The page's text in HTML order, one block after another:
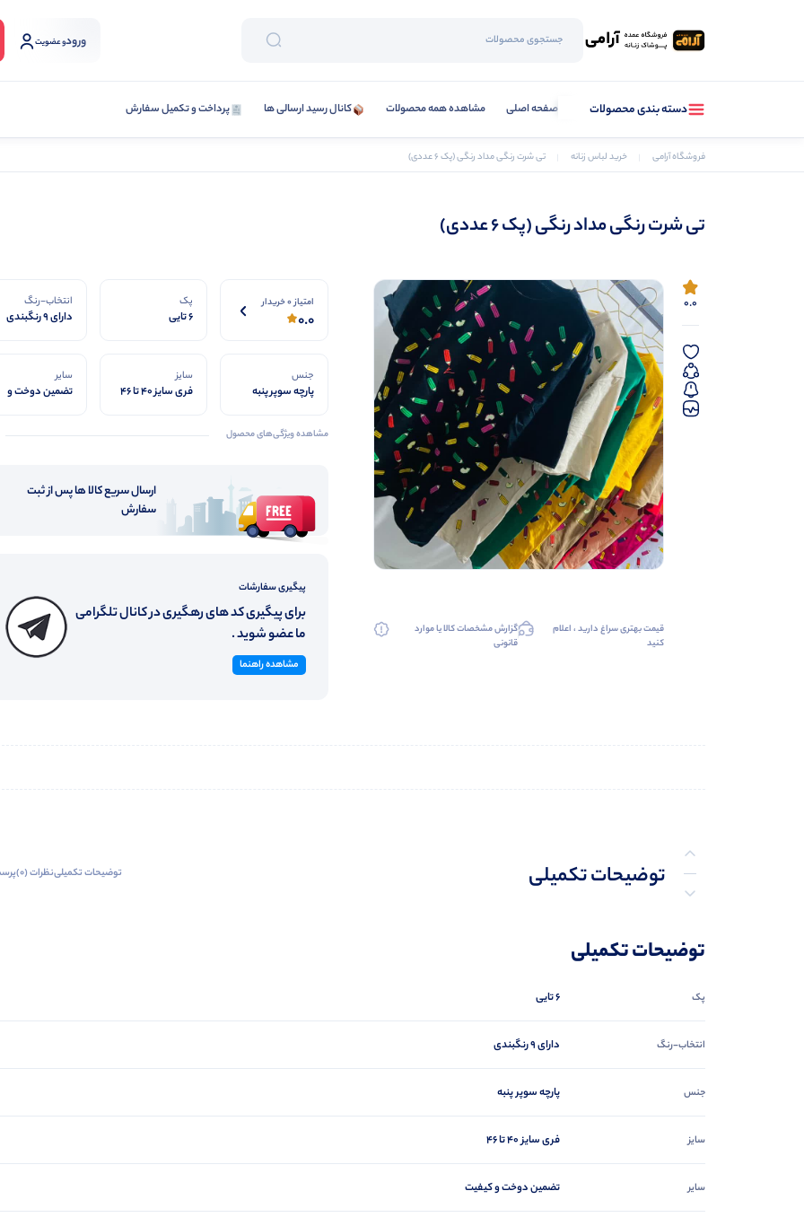
ورودو عضویت
دسته بندی محصولات صفحه اصلی مشاهده همه محصولات کانال رسید ارسالی ها پرداخت و تکمیل سفارش
فروشگاه آرامی خرید لباس زنانه تی شرت رنگی مداد رنگی (پک 6 عددی)
تی شرت رنگی مداد رنگی (پک 6 عددی)
0.0
قیمت بهتری سراغ دارید ، اعلام
کنید
گزارش مشخصات کالا یا موارد
قانونی
امتیاز 0 خریدار
0.0
پک
6 تایی
انتخاب-رنگ
دارای 9 رنگبندی
جنس
پارچه سوپر پنبه
سایز
فری سایز 40 تا 46
سایر
تضمین دوخت و
مشاهده ویژگی‌های محصول
ارسال سریع کالا ها پس از ثبت
سفارش
پیگیری سفارشات
برای پیگیری کد های رهگیری در کانال تلگرامی
ما عضو شوید .
مشاهده راهنما
توضیحات تکمیلی
توضیحات تکمیلینظرات (0)
توضیحات تکمیلی
پک 6 تایی
انتخاب-رنگ دارای 9 رنگبندی
جنس پارچه سوپر پنبه
سایز فری سایز 40 تا 46
سایر تضمین دوخت و کیفیت